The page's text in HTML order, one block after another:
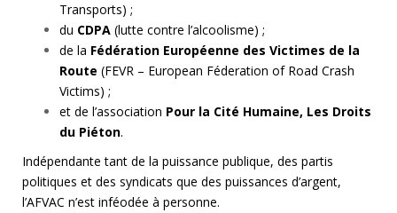
Transports) ;
du CDPA (lutte contre l’alcoolisme) ;
de la Fédération Européenne des Victimes de la
Route (FEVR – European Féderation of Road Crash
Victims) ;
et de l’association Pour la Cité Humaine, Les Droits
du Piéton.
Indépendante tant de la puissance publique, des partis
politiques et des syndicats que des puissances d’argent,
l’AFVAC n’est inféodée à personne.